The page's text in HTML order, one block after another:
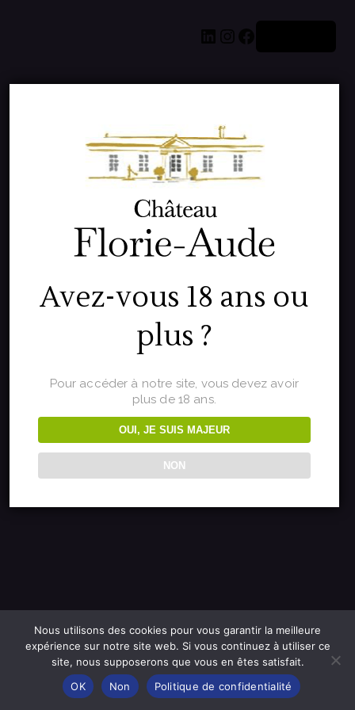
Pardon pour le
dérangement !
Nous travaillons
sur quelque chose
de fantastique –
revenez bientôt !
Nous utilisons des cookies pour vous garantir la meilleure
expérience sur notre site web. Si vous continuez à utiliser ce
site, nous supposerons que vous en êtes satisfait.
OK
Non Politique de confidentialité
Français
Avez-vous 18 ans ou
plus ?
Pour accéder à notre site, vous devez avoir
plus de 18 ans.
OUI, JE SUIS MAJEUR
NON